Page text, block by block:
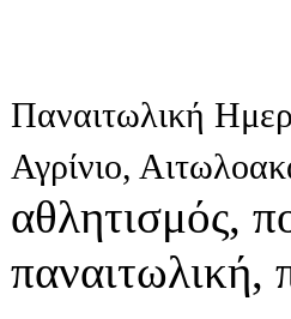
Παναιτωλική
Αγρίνιο,
αθλητισμός,
παναιτωλική,